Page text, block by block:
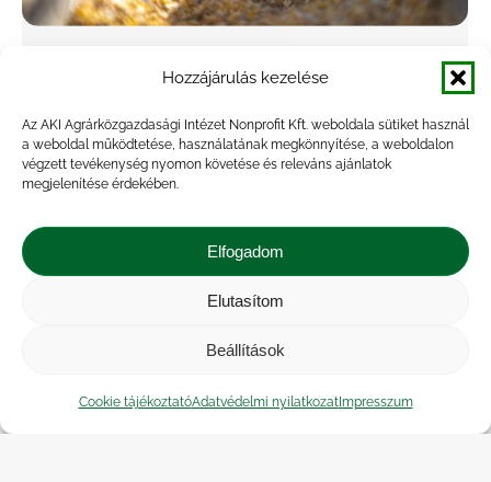
Hozzájárulás kezelése
Az AKI Agrárközgazdasági Intézet Nonprofit Kft. weboldala sütiket használ
a weboldal működtetése, használatának megkönnyítése, a weboldalon
végzett tevékenység nyomon követése és releváns ajánlatok
megjelenítése érdekében.
Elfogadom
Elutasítom
Beállítások
Cookie tájékoztatóAdatvédelmi nyilatkozatImpresszum
Agrárpiac,Hírek,Kiadvány
By Marossyné Kemény Viktória 2025.07.22.
külkereskedelmét tekintve nettó exportőr volt
2025 első három hónapjában. Bár az import 52